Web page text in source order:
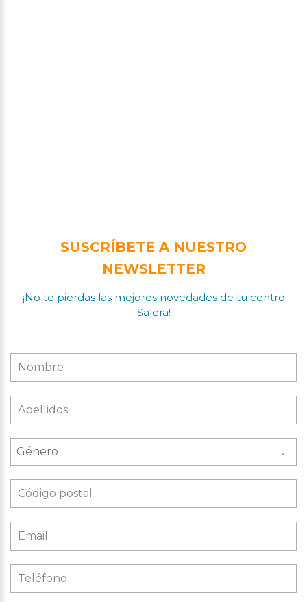
SUSCRÍBETE A NUESTRO
NEWSLETTER
¡No te pierdas las mejores novedades de tu centro
Salera!
Género